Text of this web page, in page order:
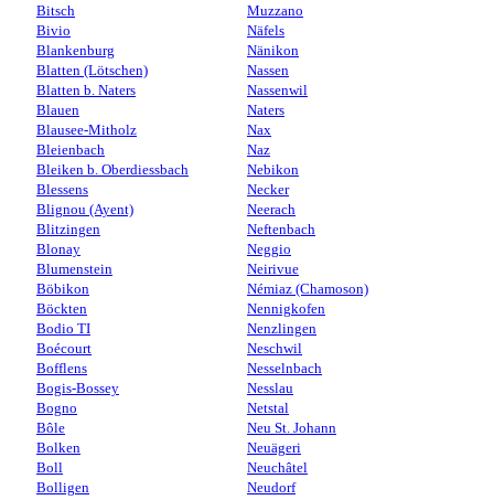
Bitsch
Bivio
Blankenburg
Blatten (Lötschen)
Blatten b. Naters
Blauen
Blausee-Mitholz
Bleienbach
Bleiken b. Oberdiessbach
Blessens
Blignou (Ayent)
Blitzingen
Blonay
Blumenstein
Böbikon
Böckten
Bodio TI
Boécourt
Bofflens
Bogis-Bossey
Bogno
Bôle
Bolken
Boll
Bolligen
Muzzano
Näfels
Nänikon
Nassen
Nassenwil
Naters
Nax
Naz
Nebikon
Necker
Neerach
Neftenbach
Neggio
Neirivue
Némiaz (Chamoson)
Nennigkofen
Nenzlingen
Neschwil
Nesselnbach
Nesslau
Netstal
Neu St. Johann
Neuägeri
Neuchâtel
Neudorf